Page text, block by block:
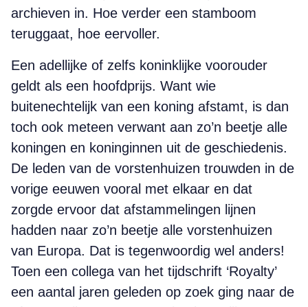
archieven in. Hoe verder een stamboom
teruggaat, hoe eervoller.
Een adellijke of zelfs koninklijke voorouder
geldt als een hoofdprijs. Want wie
buitenechtelijk van een koning afstamt, is dan
toch ook meteen verwant aan zo’n beetje alle
koningen en koninginnen uit de geschiedenis.
De leden van de vorstenhuizen trouwden in de
vorige eeuwen vooral met elkaar en dat
zorgde ervoor dat afstammelingen lijnen
hadden naar zo’n beetje alle vorstenhuizen
van Europa. Dat is tegenwoordig wel anders!
Toen een collega van het tijdschrift ‘Royalty’
een aantal jaren geleden op zoek ging naar de